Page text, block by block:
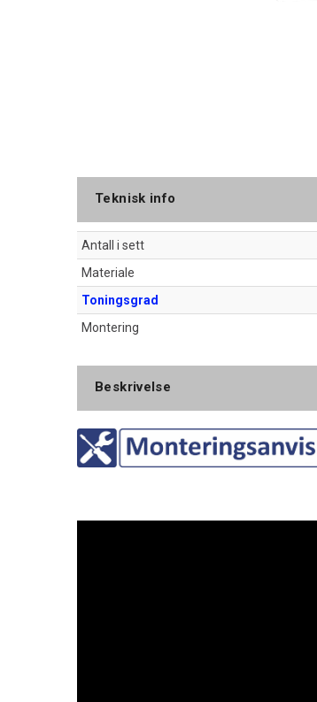
Teknisk info
Antall i sett
Materiale
Toningsgrad
Montering
Beskrivelse